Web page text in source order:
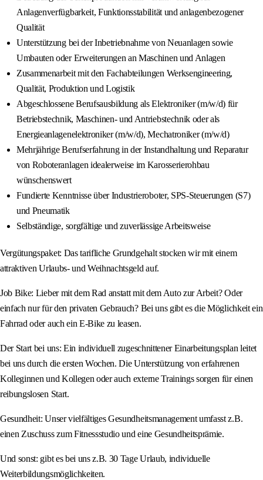
Anlagenverfügbarkeit, Funktionsstabilität und anlagenbezogener
Qualität
Unterstützung bei der Inbetriebnahme von Neuanlagen sowie
Umbauten oder Erweiterungen an Maschinen und Anlagen
Zusammenarbeit mit den Fachabteilungen Werksengineering,
Qualität, Produktion und Logistik
Abgeschlossene Berufsausbildung als Elektroniker (m/w/d) für
Betriebstechnik, Maschinen- und Antriebstechnik oder als
Energieanlagenelektroniker (m/w/d), Mechatroniker (m/w/d)
Mehrjährige Berufserfahrung in der Instandhaltung und Reparatur
von Roboteranlagen idealerweise im Karosserierohbau
wünschenswert
Fundierte Kenntnisse über Industrieroboter, SPS-Steuerungen (S7)
und Pneumatik
Selbständige, sorgfältige und zuverlässige Arbeitsweise
Vergütungspaket: Das tarifliche Grundgehalt stocken wir mit einem
attraktiven Urlaubs- und Weihnachtsgeld auf.
Job Bike: Lieber mit dem Rad anstatt mit dem Auto zur Arbeit? Oder
einfach nur für den privaten Gebrauch? Bei uns gibt es die Möglichkeit ein
Fahrrad oder auch ein E-Bike zu leasen.
Der Start bei uns: Ein individuell zugeschnittener Einarbeitungsplan leitet
bei uns durch die ersten Wochen. Die Unterstützung von erfahrenen
Kolleginnen und Kollegen oder auch externe Trainings sorgen für einen
reibungslosen Start.
Gesundheit: Unser vielfältiges Gesundheitsmanagement umfasst z.B.
einen Zuschuss zum Fitnessstudio und eine Gesundheitsprämie.
Und sonst: gibt es bei uns z.B. 30 Tage Urlaub, individuelle
Weiterbildungsmöglichkeiten.